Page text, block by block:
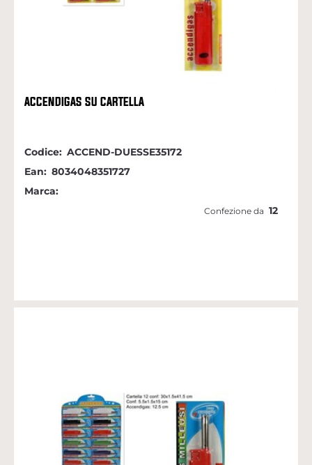
ACCENDIGAS SU CARTELLA
Codice: ACCEND-DUESSE35172
Ean: 8034048351727
Marca:
Confezione da 12